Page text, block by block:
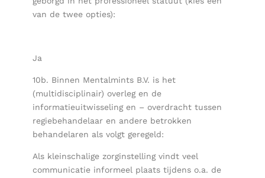
van de twee opties):
Ja
10b. Binnen Mentalmints B.V. is het
(multidisciplinair) overleg en de
informatieuitwisseling en – overdracht tussen
regiebehandelaar en andere betrokken
behandelaren als volgt geregeld:
Als kleinschalige zorginstelling vindt veel
communicatie informeel plaats tijdens o.a. de